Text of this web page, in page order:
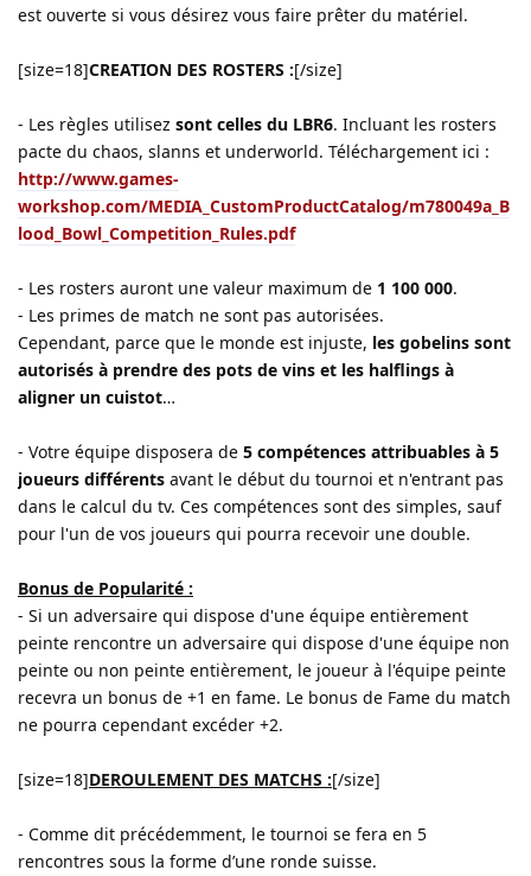
est ouverte si vous désirez vous faire prêter du matériel.
[size=18]CREATION DES ROSTERS :[/size]
- Les règles utilisez sont celles du LBR6. Incluant les rosters
pacte du chaos, slanns et underworld. Téléchargement ici :
http://www.games-
workshop.com/MEDIA_CustomProductCatalog/m780049a_B
lood_Bowl_Competition_Rules.pdf
- Les rosters auront une valeur maximum de 1 100 000.
- Les primes de match ne sont pas autorisées.
Cependant, parce que le monde est injuste, les gobelins sont
autorisés à prendre des pots de vins et les halflings à
aligner un cuistot…
- Votre équipe disposera de 5 compétences attribuables à 5
joueurs différents avant le début du tournoi et n'entrant pas
dans le calcul du tv. Ces compétences sont des simples, sauf
pour l'un de vos joueurs qui pourra recevoir une double.
Bonus de Popularité :
- Si un adversaire qui dispose d'une équipe entièrement
peinte rencontre un adversaire qui dispose d'une équipe non
peinte ou non peinte entièrement, le joueur à l'équipe peinte
recevra un bonus de +1 en fame. Le bonus de Fame du match
ne pourra cependant excéder +2.
[size=18]DEROULEMENT DES MATCHS :[/size]
- Comme dit précédemment, le tournoi se fera en 5
rencontres sous la forme d’une ronde suisse.